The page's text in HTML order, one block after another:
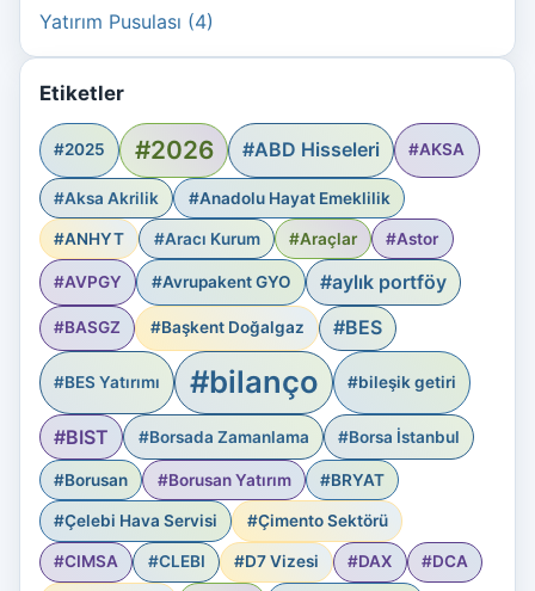
Yatırım Pusulası (4)
Etiketler
#2025 #2026 #ABD Hisseleri #AKSA
#Aksa Akrilik #Anadolu Hayat Emeklilik
#ANHYT #Aracı Kurum #Araçlar #Astor
#AVPGY #Avrupakent GYO #aylık portföy
#BASGZ #Başkent Doğalgaz #BES
#BES Yatırımı #bilanço #bileşik getiri
#BIST #Borsada Zamanlama #Borsa İstanbul
#Borusan #Borusan Yatırım #BRYAT
#Çelebi Hava Servisi #Çimento Sektörü
#CIMSA #CLEBI #D7 Vizesi #DAX #DCA